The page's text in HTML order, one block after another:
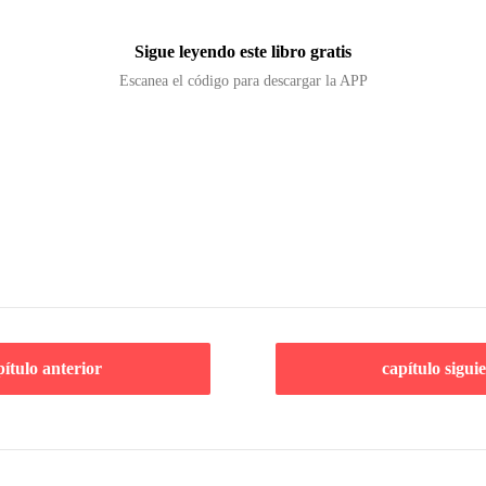
Sigue leyendo este libro gratis
Escanea el código para descargar la APP
anterior capítulo